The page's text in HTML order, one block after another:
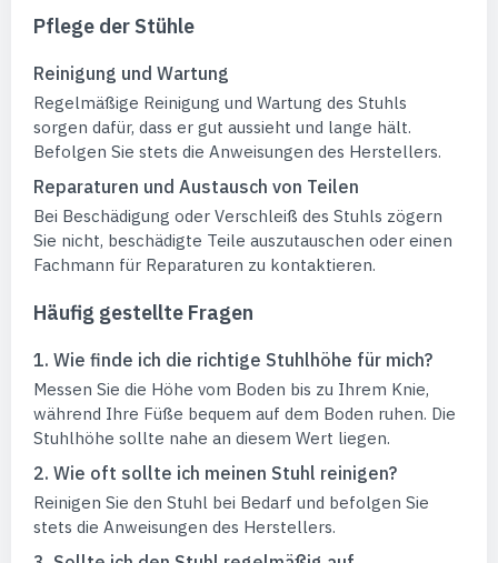
Pflege der Stühle
Reinigung und Wartung
Regelmäßige Reinigung und Wartung des Stuhls
sorgen dafür, dass er gut aussieht und lange hält.
Befolgen Sie stets die Anweisungen des Herstellers.
Reparaturen und Austausch von Teilen
Bei Beschädigung oder Verschleiß des Stuhls zögern
Sie nicht, beschädigte Teile auszutauschen oder einen
Fachmann für Reparaturen zu kontaktieren.
Häufig gestellte Fragen
1. Wie finde ich die richtige Stuhlhöhe für mich?
Messen Sie die Höhe vom Boden bis zu Ihrem Knie,
während Ihre Füße bequem auf dem Boden ruhen. Die
Stuhlhöhe sollte nahe an diesem Wert liegen.
2. Wie oft sollte ich meinen Stuhl reinigen?
Reinigen Sie den Stuhl bei Bedarf und befolgen Sie
stets die Anweisungen des Herstellers.